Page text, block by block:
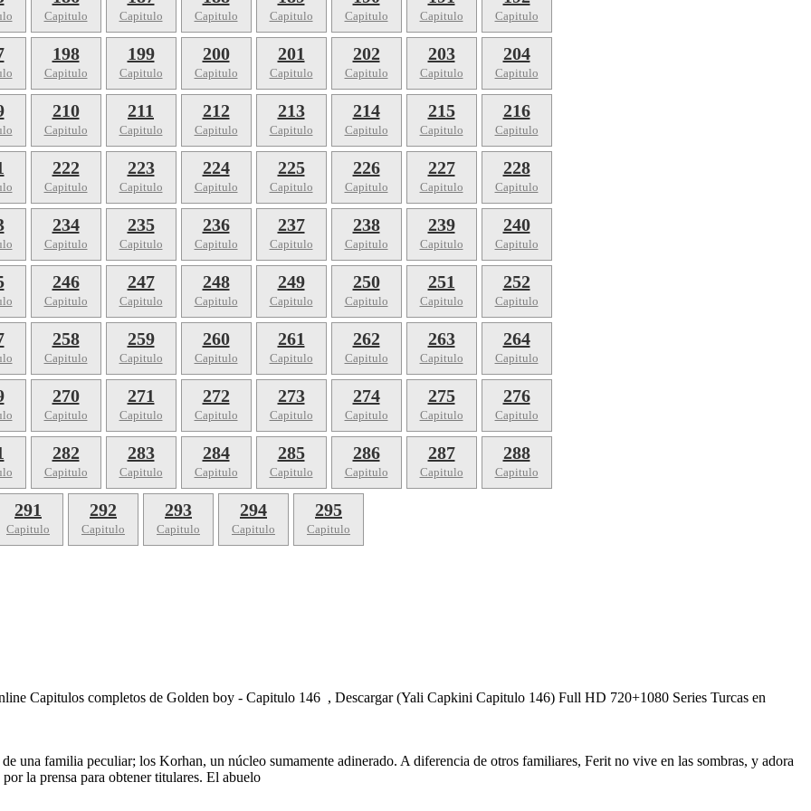
Capitulo Capitulo Capitulo Capitulo Capitulo Capitulo Capitulo
198
Capitulo
199
Capitulo
200
Capitulo
201
Capitulo
202
Capitulo
203
Capitulo
204
Capitulo
210
Capitulo
211
Capitulo
212
Capitulo
213
Capitulo
214
Capitulo
215
Capitulo
216
Capitulo
222
Capitulo
223
Capitulo
224
Capitulo
225
Capitulo
226
Capitulo
227
Capitulo
228
Capitulo
234
Capitulo
235
Capitulo
236
Capitulo
237
Capitulo
238
Capitulo
239
Capitulo
240
Capitulo
246
Capitulo
247
Capitulo
248
Capitulo
249
Capitulo
250
Capitulo
251
Capitulo
252
Capitulo
258
Capitulo
259
Capitulo
260
Capitulo
261
Capitulo
262
Capitulo
263
Capitulo
264
Capitulo
270
Capitulo
271
Capitulo
272
Capitulo
273
Capitulo
274
Capitulo
275
Capitulo
276
Capitulo
282
Capitulo
283
Capitulo
284
Capitulo
285
Capitulo
286
Capitulo
287
Capitulo
288
Capitulo
291
Capitulo
292
Capitulo
293
Capitulo
294
Capitulo
295
Capitulo
Capitulos completos de Golden boy - Capitulo 146 , Descargar (Yali Capkini Capitulo 146) Full HD 720+1080 Series Turcas en
una familia peculiar; los Korhan, un núcleo sumamente adinerado. A diferencia de otros familiares, Ferit no vive en las sombras, y adora
la prensa para obtener titulares. El abuelo